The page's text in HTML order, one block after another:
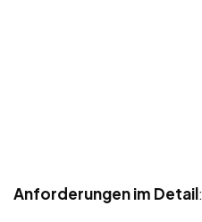
Anforderungen im Detail: